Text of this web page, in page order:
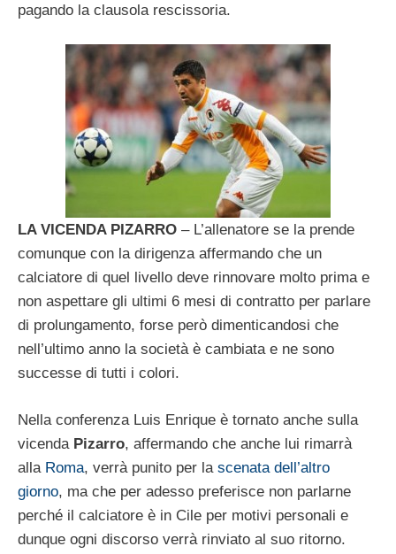
pagando la clausola rescissoria.
LA VICENDA PIZARRO – L’allenatore se la prende
comunque con la dirigenza affermando che un
calciatore di quel livello deve rinnovare molto prima e
non aspettare gli ultimi 6 mesi di contratto per parlare
di prolungamento, forse però dimenticandosi che
nell’ultimo anno la società è cambiata e ne sono
successe di tutti i colori.
Nella conferenza Luis Enrique è tornato anche sulla
vicenda Pizarro, affermando che anche lui rimarrà
alla Roma, verrà punito per la scenata dell’altro
giorno, ma che per adesso preferisce non parlarne
perché il calciatore è in Cile per motivi personali e
dunque ogni discorso verrà rinviato al suo ritorno.